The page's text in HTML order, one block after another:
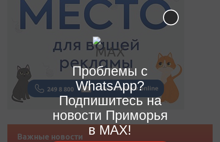
Важные новости
Проблемы с
WhatsApp?
Подпишитесь на
новости Приморья
в MAX!